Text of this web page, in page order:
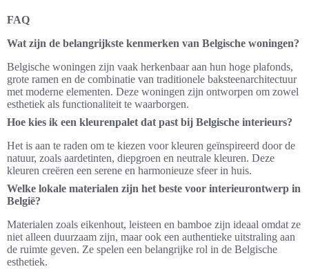
FAQ
Wat zijn de belangrijkste kenmerken van Belgische woningen?
Belgische woningen zijn vaak herkenbaar aan hun hoge plafonds,
grote ramen en de combinatie van traditionele baksteenarchitectuur
met moderne elementen. Deze woningen zijn ontworpen om zowel
esthetiek als functionaliteit te waarborgen.
Hoe kies ik een kleurenpalet dat past bij Belgische interieurs?
Het is aan te raden om te kiezen voor kleuren geïnspireerd door de
natuur, zoals aardetinten, diepgroen en neutrale kleuren. Deze
kleuren creëren een serene en harmonieuze sfeer in huis.
Welke lokale materialen zijn het beste voor interieurontwerp in
België?
Materialen zoals eikenhout, leisteen en bamboe zijn ideaal omdat ze
niet alleen duurzaam zijn, maar ook een authentieke uitstraling aan
de ruimte geven. Ze spelen een belangrijke rol in de Belgische
esthetiek.